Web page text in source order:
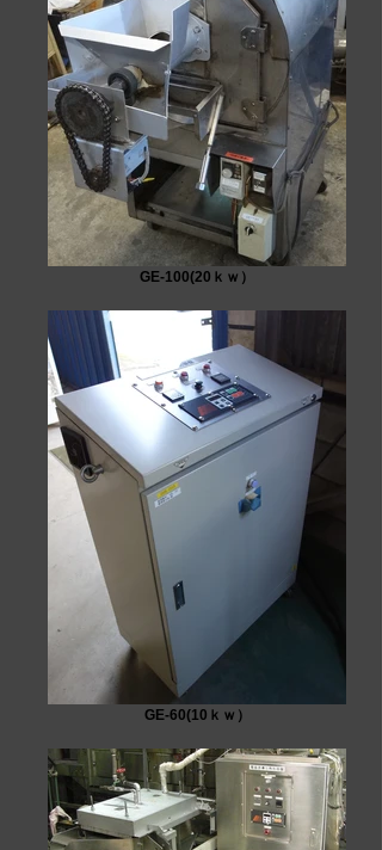
GE-100(20ｋｗ）
GE-60(10ｋｗ）